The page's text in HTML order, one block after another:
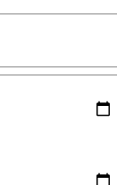
podrás